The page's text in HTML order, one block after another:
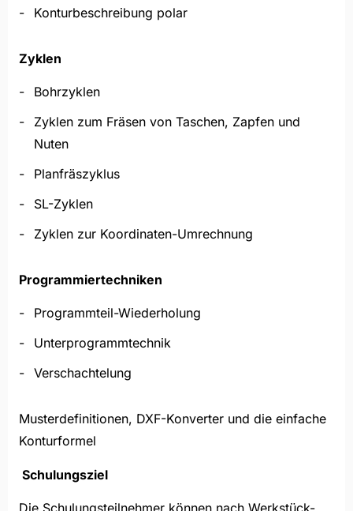
Konturbeschreibung polar
Zyklen
Bohrzyklen
Zyklen zum Fräsen von Taschen, Zapfen und
Nuten
Planfräszyklus
SL-Zyklen
Zyklen zur Koordinaten-Umrechnung
Programmiertechniken
Programmteil-Wiederholung
Unterprogrammtechnik
Verschachtelung
Musterdefinitionen, DXF-Konverter und die einfache
Konturformel
Schulungsziel